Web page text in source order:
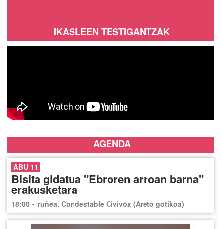
IKASLEEN TESTIGANTZAK
AGENDA
ABU 11
Bisita gidatua "Ebroren arroan barna"
erakusketara
18:00 - Iruñea. Condestable Civivox (Areto gotikoa)